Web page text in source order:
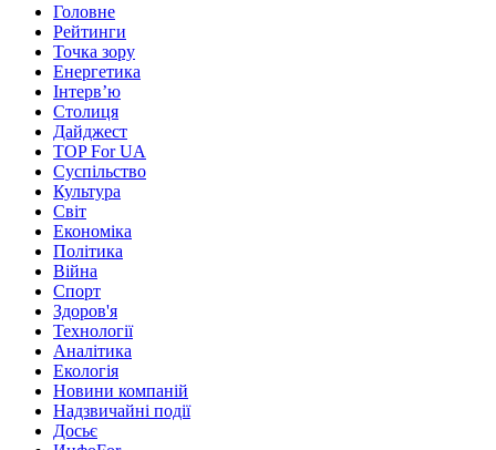
Головне
Рейтинги
Точка зору
Енергетика
Інтерв’ю
Столиця
Дайджест
TOP For UA
Суспiльство
Культура
Світ
Економіка
Політика
Війна
Спорт
Здоров'я
Технології
Аналітика
Екологія
Новини компаній
Надзвичайні події
Досьє